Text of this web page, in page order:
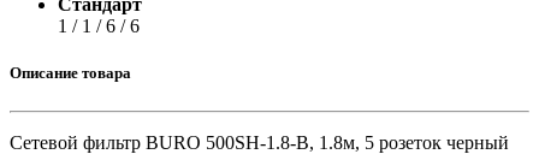
Стандарт
1 / 1 / 6 / 6
Описание товара
Сетевой фильтр BURO 500SH-1.8-В, 1.8м, 5 розеток черный